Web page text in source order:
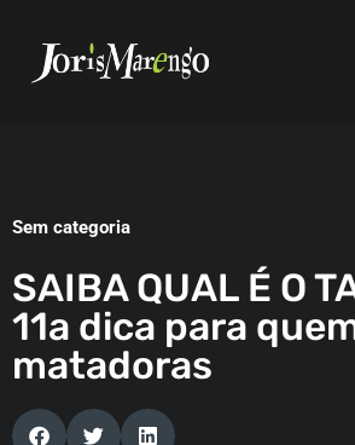
Sem categoria
SAIBA QUAL É O
11a dica para
matadoras